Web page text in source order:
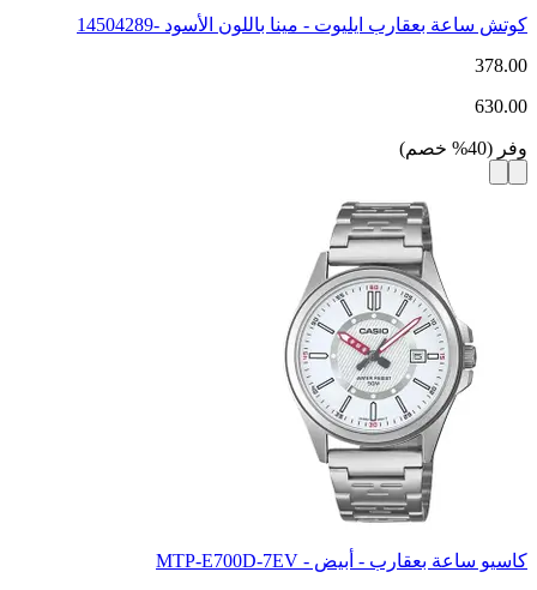
كوتش ساعة بعقارب ايليوت - مينا باللون الأسود -14504289
378.00
630.00
وفر (
40
% خصم)
كاسيو ساعة بعقارب - أبيض - MTP-E700D-7EV